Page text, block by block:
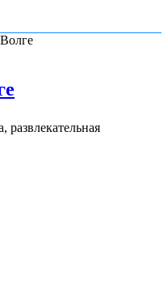
развлекательная